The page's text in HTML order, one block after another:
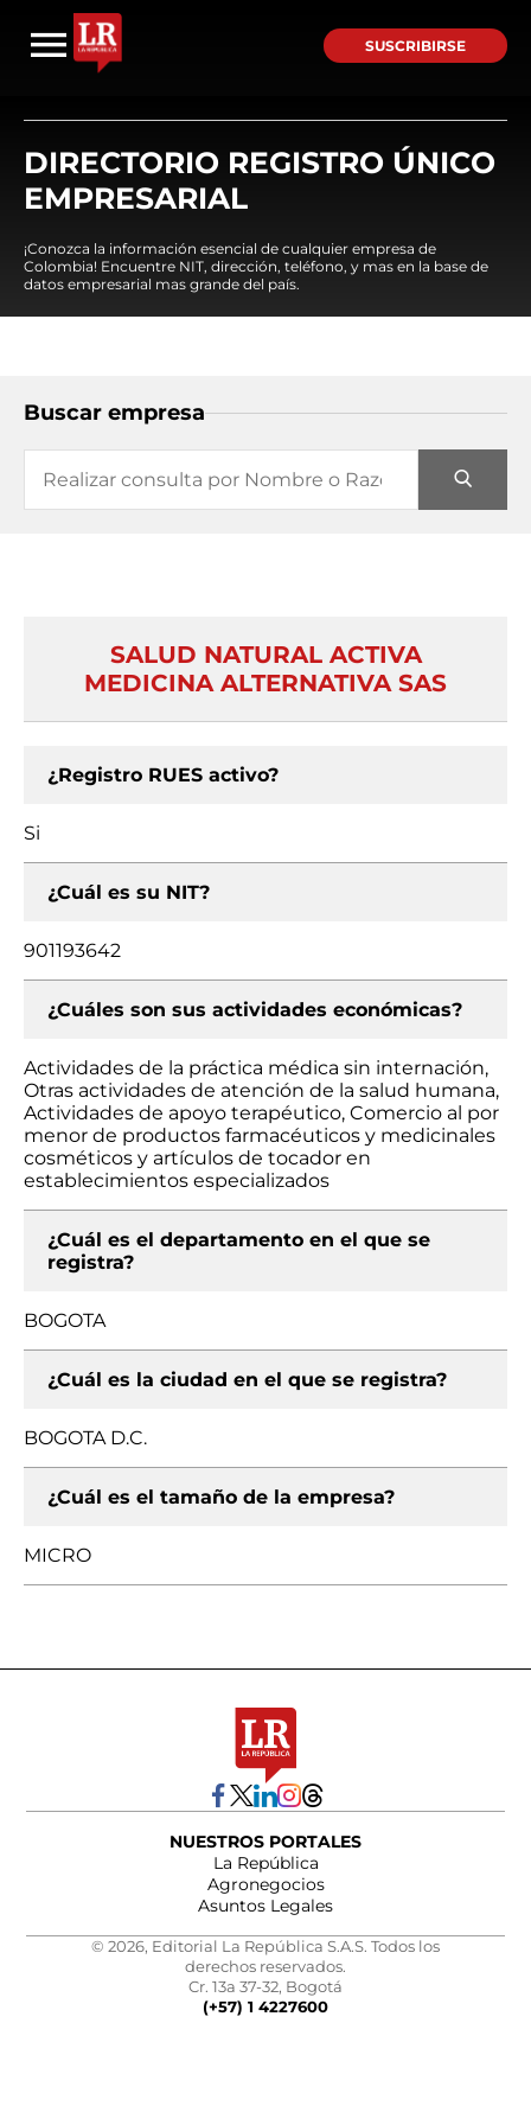
SUSCRIBIRSE
DIRECTORIO REGISTRO ÚNICO
EMPRESARIAL
¡Conozca la información esencial de cualquier empresa de
Colombia! Encuentre NIT, dirección, teléfono, y mas en la base de
datos empresarial mas grande del país.
Buscar empresa
SALUD NATURAL ACTIVA
MEDICINA ALTERNATIVA SAS
¿Registro RUES activo?
Si
¿Cuál es su NIT?
901193642
¿Cuáles son sus actividades económicas?
Actividades de la práctica médica sin internación,
Otras actividades de atención de la salud humana,
Actividades de apoyo terapéutico, Comercio al por
menor de productos farmacéuticos y medicinales
cosméticos y artículos de tocador en
establecimientos especializados
¿Cuál es el departamento en el que se
registra?
BOGOTA
¿Cuál es la ciudad en el que se registra?
BOGOTA D.C.
¿Cuál es el tamaño de la empresa?
MICRO
NUESTROS PORTALES
La República
Agronegocios
Asuntos Legales
© 2026, Editorial La República S.A.S. Todos los
derechos reservados.
Cr. 13a 37-32, Bogotá
(+57) 1 4227600